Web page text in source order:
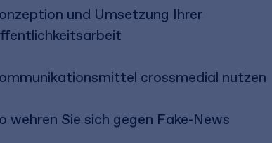
und Umsetzung Ihrer
crossmedial nutzen
wehren Sie sich gegen Fake-News